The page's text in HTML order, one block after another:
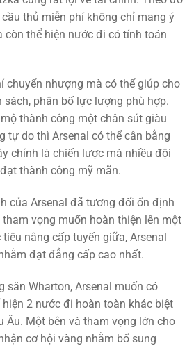
thủ miễn phí không chỉ mang ý
còn thể hiện nước đi có tính toán
chuyển nhượng mà có thể giúp cho
sách, phân bố lực lượng phù hợp.
thành công một chân sút giàu
tự do thì Arsenal có thể cân bằng
chính là chiến lược mà nhiều đội
thành công mỹ mãn.
của Arsenal đã tương đối ổn định
vọng muốn hoàn thiện lên một
nâng cấp tuyến giữa, Arsenal
đạt đẳng cấp cao nhất.
săn Wharton, Arsenal muốn có
hiện 2 nước đi hoàn toàn khác biệt
Âu. Một bên và tham vọng lớn cho
cơ hội vàng nhằm bổ sung